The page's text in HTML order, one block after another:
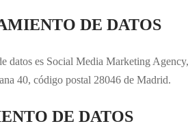
DE DATOS
datos es Social Media Marketing
40, código postal 28046 de Madrid.
DE DATOS